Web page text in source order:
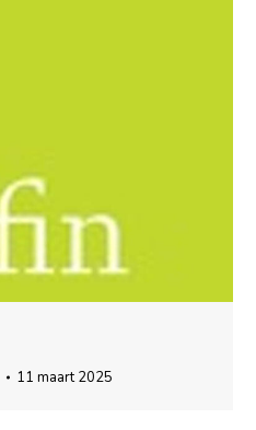
11 maart 2025